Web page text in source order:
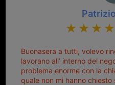
Buonasera a tutti, volevo
lavorano all’ interno del
problema enorme con la
quale non mi hanno chiesto